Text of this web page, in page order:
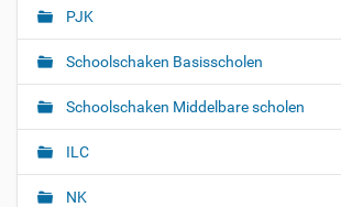
PJK
Schoolschaken Basisscholen
Schoolschaken Middelbare scholen
ILC
NK